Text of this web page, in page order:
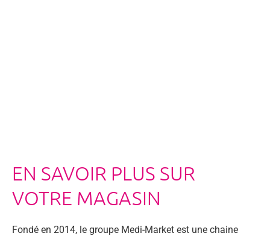
EN SAVOIR PLUS SUR
VOTRE MAGASIN
Fondé en 2014, le groupe Medi-Market est une chaine